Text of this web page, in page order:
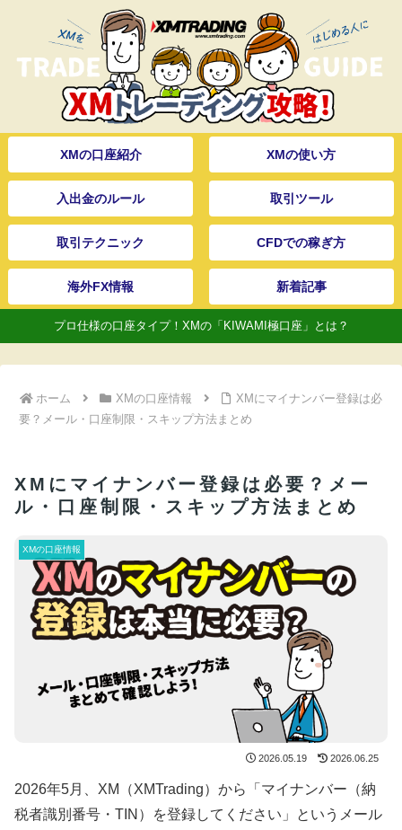
XMの口座紹介 XMの使い方
入出金のルール 取引ツール
取引テクニック CFDでの稼ぎ方
海外FX情報 新着記事
プロ仕様の口座タイプ！XMの「KIWAMI極口座」とは？
ホーム XMの口座情報
XMにマイナンバー登録は必
要？メール・口座制限・スキップ方法まとめ
XMにマイナンバー登録は必要？メー
ル・口座制限・スキップ方法まとめ
XMの口座情報
2026.05.19 2026.06.25
2026年5月、XM（XMTrading）から「マイナンバー（納
税者識別番号・TIN）を登録してください」というメール